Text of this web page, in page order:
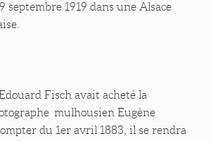
septembre 1919 dans une Alsace
Fisch avait acheté la
mulhousien Eugène
du 1er avril 1883, il se rendra